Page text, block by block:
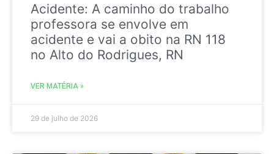
Acidente: A caminho do trabalho
professora se envolve em
acidente e vai a obito na RN 118
no Alto do Rodrigues, RN
VER MATÉRIA »
29 de julho de 2026